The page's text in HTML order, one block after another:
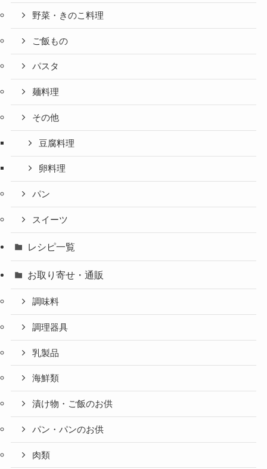
野菜・きのこ料理
ご飯もの
パスタ
麺料理
その他
豆腐料理
卵料理
パン
スイーツ
レシピ一覧
お取り寄せ・通販
調味料
調理器具
乳製品
海鮮類
漬け物・ご飯のお供
パン・パンのお供
肉類